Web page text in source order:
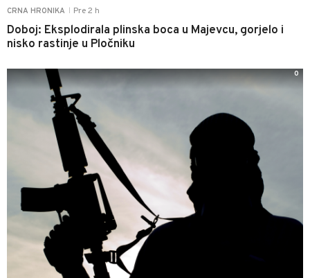
CRNA HRONIKA Pre 2 h
Doboj: Eksplodirala plinska boca u Majevcu, gorjelo i
nisko rastinje u Pločniku
0